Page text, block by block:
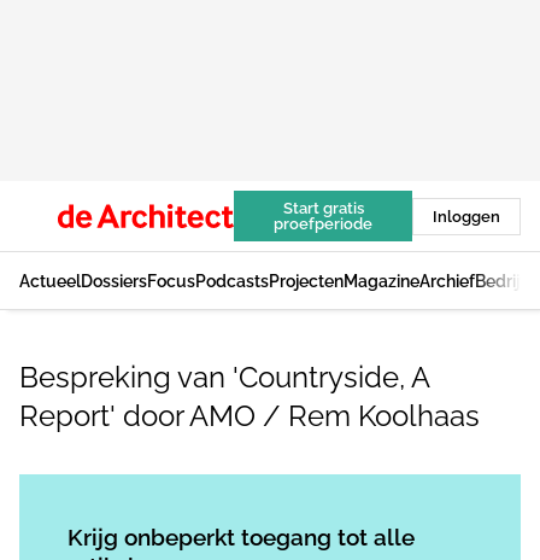
Start gratis
proefperiode
Inloggen
ActueelDossiersFocusPodcastsProjectenMagazineArchief
Bespreking van 'Countryside, A
Report' door AMO / Rem Koolhaas
Krijg onbeperkt toegang tot alle